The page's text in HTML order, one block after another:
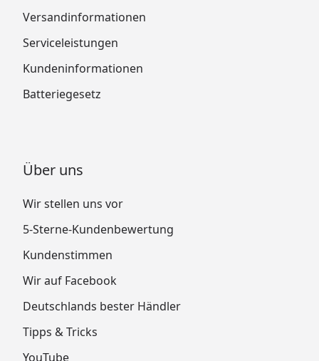
Versandinformationen
Serviceleistungen
Kundeninformationen
Batteriegesetz
Über uns
Wir stellen uns vor
5-Sterne-Kundenbewertung
Kundenstimmen
Wir auf Facebook
Deutschlands bester Händler
Tipps & Tricks
YouTube